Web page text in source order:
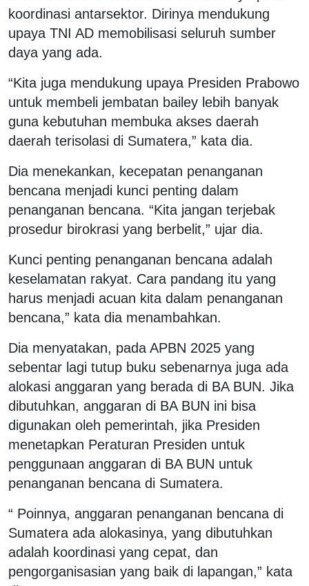
koordinasi antarsektor. Dirinya mendukung
upaya TNI AD memobilisasi seluruh sumber
daya yang ada.
“Kita juga mendukung upaya Presiden Prabowo
untuk membeli jembatan bailey lebih banyak
guna kebutuhan membuka akses daerah
daerah terisolasi di Sumatera,” kata dia.
Dia menekankan, kecepatan penanganan
bencana menjadi kunci penting dalam
penanganan bencana. “Kita jangan terjebak
prosedur birokrasi yang berbelit,” ujar dia.
Kunci penting penanganan bencana adalah
keselamatan rakyat. Cara pandang itu yang
harus menjadi acuan kita dalam penanganan
bencana,” kata dia menambahkan.
Dia menyatakan, pada APBN 2025 yang
sebentar lagi tutup buku sebenarnya juga ada
alokasi anggaran yang berada di BA BUN. Jika
dibutuhkan, anggaran di BA BUN ini bisa
digunakan oleh pemerintah, jika Presiden
menetapkan Peraturan Presiden untuk
penggunaan anggaran di BA BUN untuk
penanganan bencana di Sumatera.
“ Poinnya, anggaran penanganan bencana di
Sumatera ada alokasinya, yang dibutuhkan
adalah koordinasi yang cepat, dan
pengorganisasian yang baik di lapangan,” kata